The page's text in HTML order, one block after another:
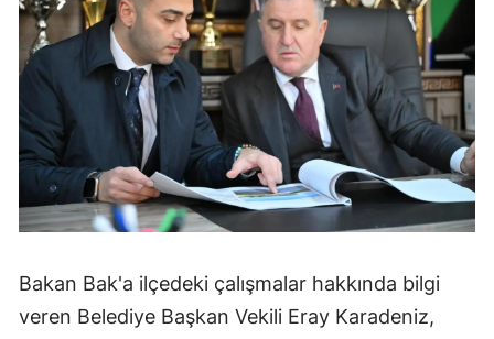
Bakan Bak'a ilçedeki çalışmalar hakkında bilgi
veren Belediye Başkan Vekili Eray Karadeniz,